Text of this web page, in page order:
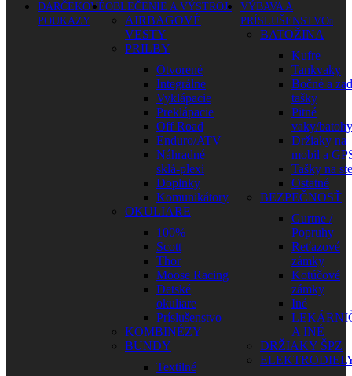
DARČEKOVÉ
POUKAZY
OBLEČENIE A VÝSTROJ
AIRBAGOVÉ
VESTY
PRILBY
Otvorené
Integrálne
Vyklápacie
Preklápacie
Off Road
Enduro/ATV
Náhradné
sklá-plexi
Doplnky
Komunikátory
OKULIARE
100%
Scott
Thor
Moose Racing
Detské
okuliare
Príslušenstvo
KOMBINÉZY
BUNDY
Textilné
VÝBAVA A
PRÍSLUŠENSTVO
BATOŽINA
Kufre
Tankvaky
Bočné a
tašky
Pitné
vaky/batohy
Držiaky na
mobil a
Tašky na
Ostatné
BEZPEČNOSŤ
Gurtne /
Popruhy
Reťazové
zámky
Kotúčové
zámky
Iné
A INÉ
DRŽIAKY ŠPZ